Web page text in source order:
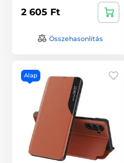
2 605 Ft
Összehasonlítás
Alap